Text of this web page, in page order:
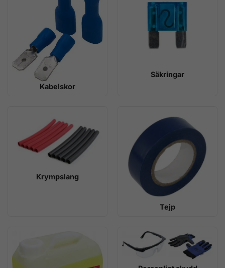
Kabelskor
Säkringar
Krympslang
Tejp